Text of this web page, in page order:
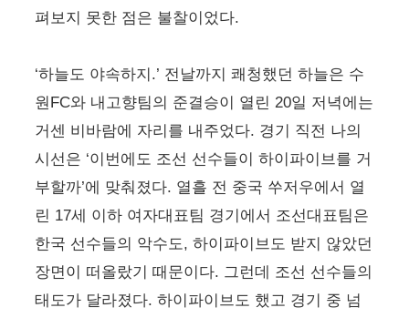
펴보지 못한 점은 불찰이었다.
‘하늘도 야속하지.’ 전날까지 쾌청했던 하늘은 수
원FC와 내고향팀의 준결승이 열린 20일 저녁에는
거센 비바람에 자리를 내주었다. 경기 직전 나의
시선은 ‘이번에도 조선 선수들이 하이파이브를 거
부할까’에 맞춰졌다. 열흘 전 중국 쑤저우에서 열
린 17세 이하 여자대표팀 경기에서 조선대표팀은
한국 선수들의 악수도, 하이파이브도 받지 않았던
장면이 떠올랐기 때문이다. 그런데 조선 선수들의
태도가 달라졌다. 하이파이브도 했고 경기 중 넘